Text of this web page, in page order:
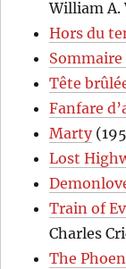
William A.
Hors du
Tête
Fanfare
Marty
Lost
Train of
Charles
The